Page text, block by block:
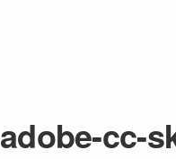
adobe-cc-